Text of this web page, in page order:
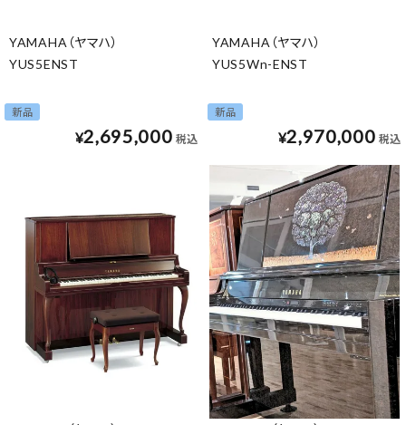
YAMAHA（ヤマハ）
YUS5ENST
新品
¥2,695,000 税込
YAMAHA（ヤマハ）
YUS5Wn-ENST
新品
¥2,970,000 税込